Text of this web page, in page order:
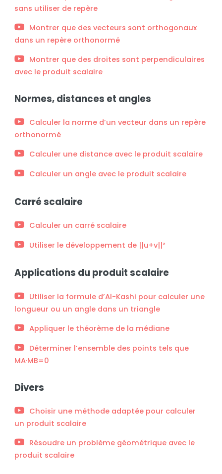
sans utiliser de repère
Montrer que des vecteurs sont orthogonaux
dans un repère orthonormé
Montrer que des droites sont perpendiculaires
avec le produit scalaire
Normes, distances et angles
Calculer la norme d’un vecteur dans un repère
orthonormé
Calculer une distance avec le produit scalaire
Calculer un angle avec le produit scalaire
Carré scalaire
Calculer un carré scalaire
Utiliser le développement de ||u+v||²
Applications du produit scalaire
Utiliser la formule d’Al-Kashi pour calculer une
longueur ou un angle dans un triangle
Appliquer le théorème de la médiane
Déterminer l’ensemble des points tels que
MA·MB=0
Divers
Choisir une méthode adaptée pour calculer
un produit scalaire
Résoudre un problème géométrique avec le
produit scalaire